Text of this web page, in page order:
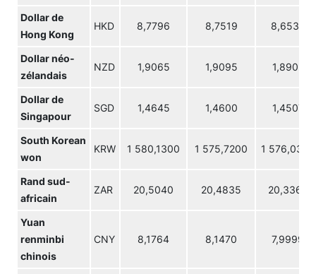
Dollar de
Hong Kong
HKD 8,7796 8,7519 8,6534
Dollar néo-
zélandais
NZD 1,9065 1,9095 1,8902
Dollar de
Singapour
SGD 1,4645 1,4600 1,4507
South Korean
won
KRW 1 580,1300 1 575,7200 1 576,0300
Rand sud-
africain
ZAR 20,5040 20,4835 20,3368
Yuan
renminbi
chinois
CNY 8,1764 8,1470 7,9999